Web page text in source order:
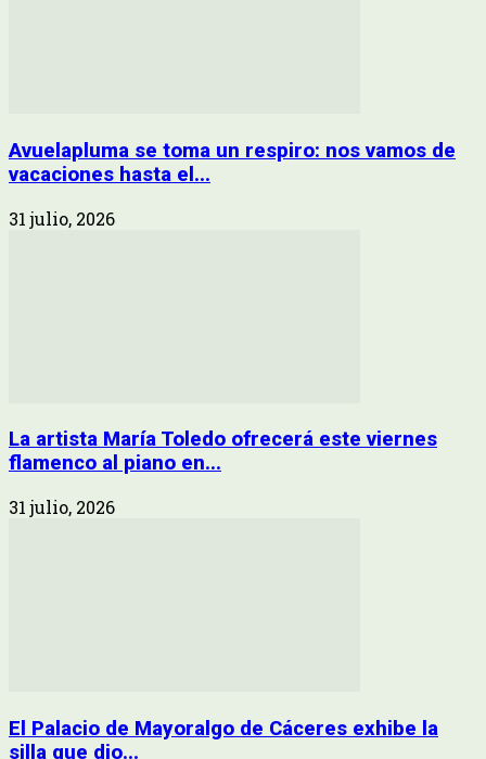
Avuelapluma se toma un respiro: nos vamos de
vacaciones hasta el...
31 julio, 2026
La artista María Toledo ofrecerá este viernes
flamenco al piano en...
31 julio, 2026
El Palacio de Mayoralgo de Cáceres exhibe la
silla que dio...